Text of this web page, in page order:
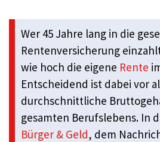
Wer 45 Jahre lang in die
Rentenversicherung
wie hoch die eigene Rente
Entscheidend ist dabei vor
durchschnittliche
gesamten Berufslebens. In
Bürger & Geld, dem